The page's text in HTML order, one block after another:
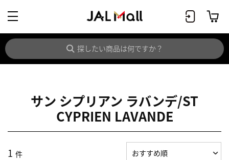
サン シプリアン ラバンデ/ST
CYPRIEN LAVANDE
1 件